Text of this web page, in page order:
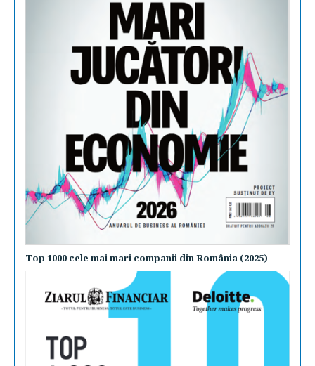
Top 1000 cele mai mari companii din România (2025)